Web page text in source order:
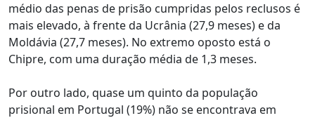
médio das penas de prisão cumpridas pelos reclusos é
mais elevado, à frente da Ucrânia (27,9 meses) e da
Moldávia (27,7 meses). No extremo oposto está o
Chipre, com uma duração média de 1,3 meses.
Por outro lado, quase um quinto da população
prisional em Portugal (19%) não se encontrava em